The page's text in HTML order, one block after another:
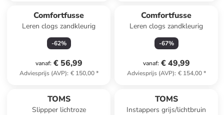
Comfortfusse
Leren clogs zandkleurig
-62%
vanaf: € 56,99
Adviesprijs (AVP): € 150,00*
Comfortfusse
Leren clogs zandkleurig
-67%
vanaf: € 49,99
Adviesprijs (AVP): € 154,00*
TOMS
Slippper lichtroze
TOMS
Instappers grijs/lichtbruin